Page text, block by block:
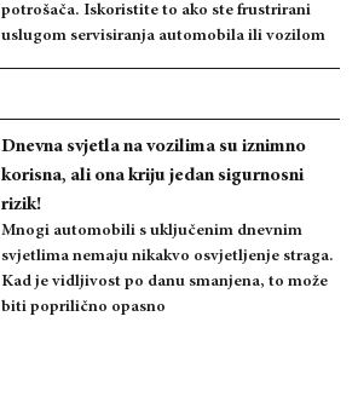
potrošača. Iskoristite to ako ste frustrirani
uslugom servisiranja automobila ili vozilom
Dnevna svjetla na vozilima su iznimno
korisna, ali ona kriju jedan sigurnosni
rizik!
Mnogi automobili s uključenim dnevnim
svjetlima nemaju nikakvo osvjetljenje straga.
Kad je vidljivost po danu smanjena, to može
biti poprilično opasno